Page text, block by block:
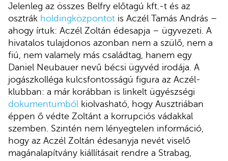
Jelenleg az összes Belfry előtagú kft.-t és az
osztrák holdingközpontot is Aczél Tamás András –
ahogy írtuk: Aczél Zoltán édesapja – ügyvezeti. A
hivatalos tulajdonos azonban nem a szülő, nem a
fiú, nem valamely más családtag, hanem egy
Daniel Neubauer nevű bécsi ügyvéd irodája. A
jogászkolléga kulcsfontosságú figura az Aczél-
klubban: a már korábban is linkelt ügyészségi
dokumentumból kiolvasható, hogy Ausztriában
éppen ő védte Zoltánt a korrupciós vádakkal
szemben. Szintén nem lényegtelen információ,
hogy az Aczél Zoltán édesanyja nevét viselő
magánalapítvány kiállításait rendre a Strabag,